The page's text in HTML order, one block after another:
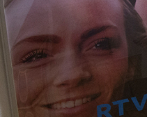
PRODUCTEN
MATERIALEN
DIENSTEN
OVER ONS